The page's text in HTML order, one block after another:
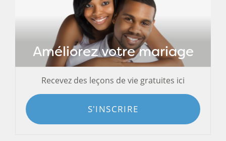
Améliorez votre mariage
Recevez des leçons de vie gratuites ici
S'INSCRIRE